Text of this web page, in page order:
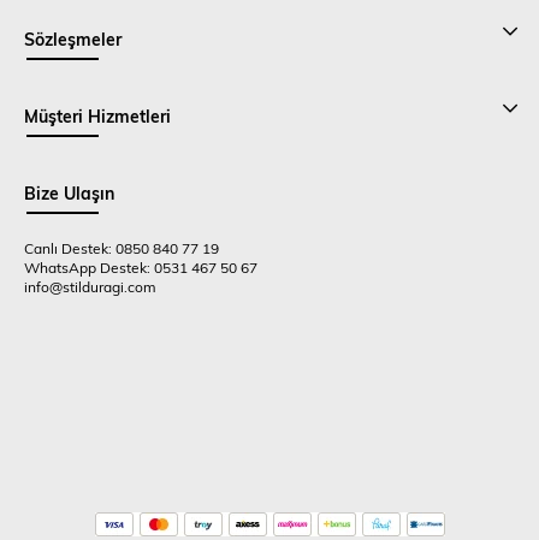
Sözleşmeler
Müşteri Hizmetleri
Bize Ulaşın
Canlı Destek: 0850 840 77 19
WhatsApp Destek: 0531 467 50 67
info@stilduragi.com